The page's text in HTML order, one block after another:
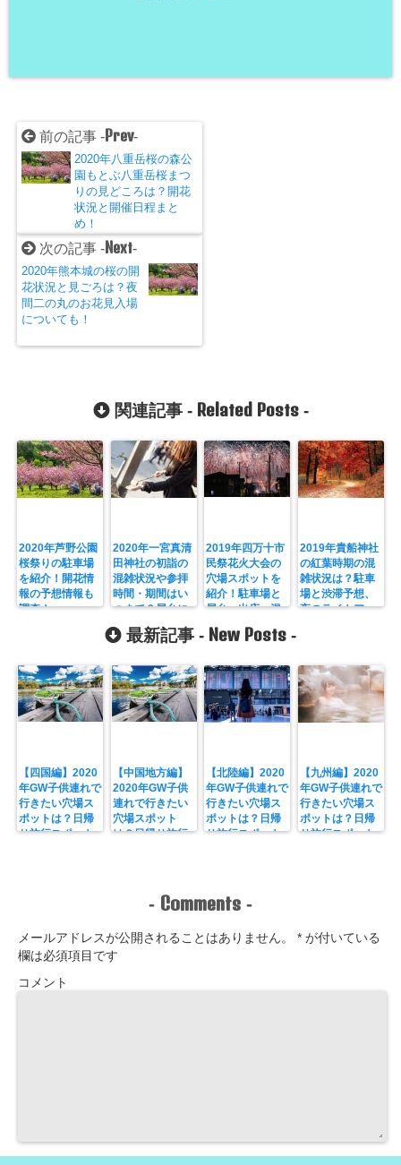
前の記事 -Prev-
2020年八重岳桜の森公
園もとぶ八重岳桜まつ
りの見どころは？開花
状況と開催日程まと
め！
次の記事 -Next-
2020年熊本城の桜の開
花状況と見ごろは？夜
間二の丸のお花見入場
についても！
関連記事 - Related Posts-
2020年芦野公園
桜祭りの駐車場
を紹介！開花情
報の予想情報も
調査！
2020年一宮真清
田神社の初詣の
混雑状況や参拝
時間・期間はい
つまで？屋台に
駐車場、参拝客
人数も調査！
2019年四万十市
民祭花火大会の
穴場スポットを
紹介！駐車場と
屋台・出店、混
2019年貴船神社
の紅葉時期の混
雑状況は？駐車
場と渋滞予想、
夜のライトアッ
最新記事 - New Posts -
【四国編】2020
年GW子供連れで
行きたい穴場ス
ポットは？日帰
り旅行スポット
【中国地方編】
2020年GW子供
連れで行きたい
穴場スポット
は？日帰り旅行
【北陸編】2020
年GW子供連れで
行きたい穴場ス
ポットは？日帰
り旅行スポット
【九州編】2020
年GW子供連れで
行きたい穴場ス
ポットは？日帰
り旅行スポット
- Comments -
メールアドレスが公開されることはありません。 * が付いている
欄は必須項目です
コメント